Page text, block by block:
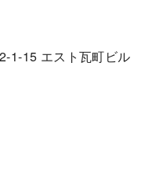
1-15 エスト瓦町ビル